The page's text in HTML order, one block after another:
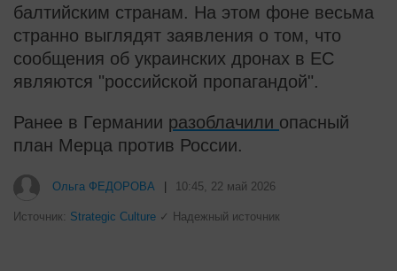
балтийским странам. На этом фоне весьма
странно выглядят заявления о том, что
сообщения об украинских дронах в ЕС
являются "российской пропагандой".
Ранее в Германии разоблачили опасный
план Мерца против России.
Почему вы не сможете вернуть в